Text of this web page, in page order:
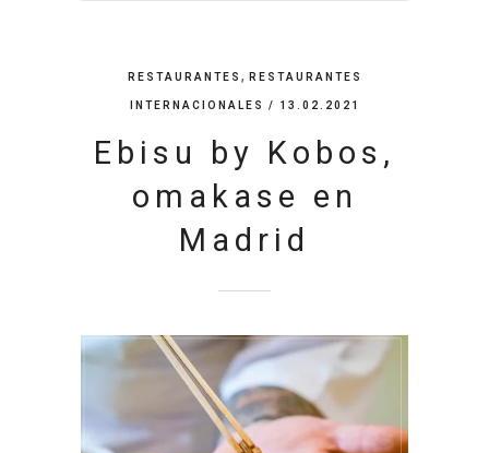
RESTAURANTES , RESTAURANTES
INTERNACIONALES / 13.02.2021
Ebisu by Kobos,
omakase en
Madrid